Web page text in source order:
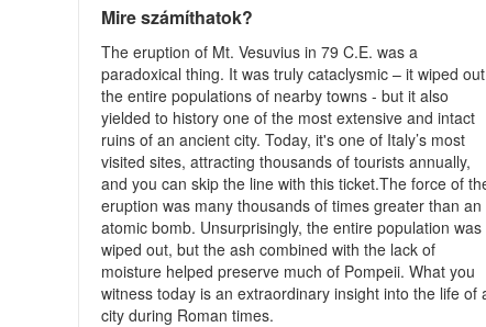
Mire számíthatok?
The eruption of Mt. Vesuvius in 79 C.E. was a
paradoxical thing. It was truly cataclysmic – it wiped out
the entire populations of nearby towns - but it also
yielded to history one of the most extensive and intact
ruins of an ancient city. Today, it's one of Italy’s most
visited sites, attracting thousands of tourists annually,
and you can skip the line with this ticket.The force of
eruption was many thousands of times greater than an
atomic bomb. Unsurprisingly, the entire population was
wiped out, but the ash combined with the lack of
moisture helped preserve much of Pompeii. What you
witness today is an extraordinary insight into the life of
city during Roman times.